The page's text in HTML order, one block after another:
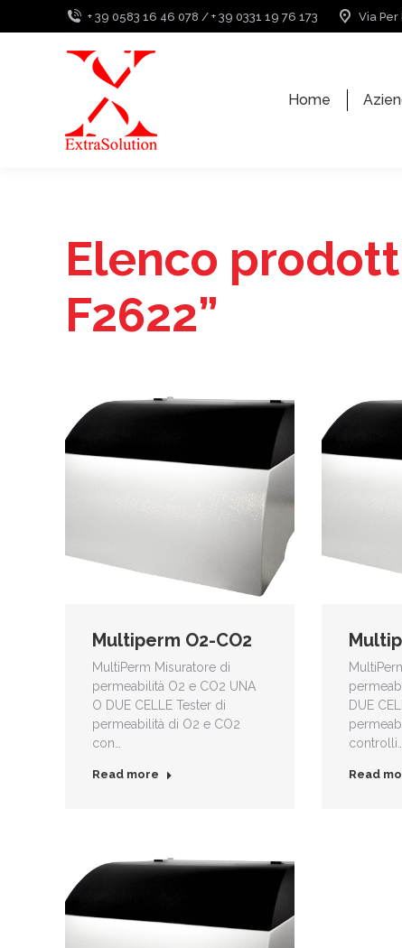
+ 39 0583 16 46 078 / + 39 0331 19 76 173 Via Per
Home
Elenco
F2622”
Multiperm O2-CO2
MultiPerm Misuratore di
permeabilità O2 e CO2 UNA
O DUE CELLE Tester di
permeabilità di O2 e CO2
con…
Read more
DUE
controlli…
Read